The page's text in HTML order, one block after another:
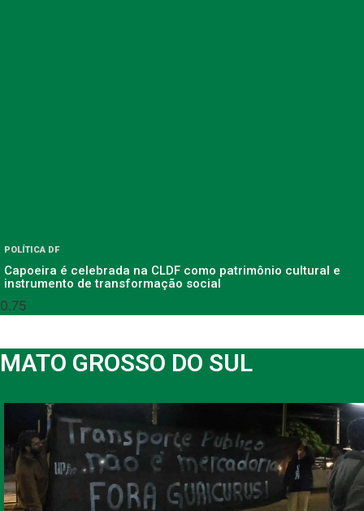
POLÍTICA DF
Capoeira é celebrada na CLDF como patrimônio cultural e
instrumento de transformação social
MATO GROSSO DO SUL